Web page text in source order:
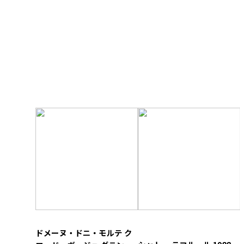
ドメーヌ・ドニ・モルテ ク